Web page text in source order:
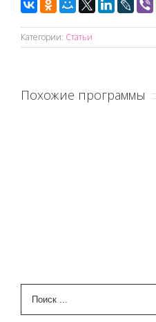
Категории: Статьи
Похожие программы